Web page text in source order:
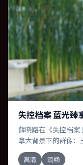
失控档案 蓝光臻
薛晓路在《失控档案
拿大背景下的群像
悬疑作品，故事从日
局；视听语言统一，
高清 流畅